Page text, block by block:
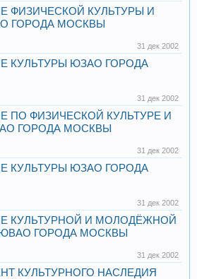
ФИЗИЧЕСКОЙ КУЛЬТУРЫ И
ГОРОДА МОСКВЫ
31 дек 2002
КУЛЬТУРЫ ЮЗАО ГОРОДА
31 дек 2002
ПО ФИЗИЧЕСКОЙ КУЛЬТУРЕ И
ГОРОДА МОСКВЫ
31 дек 2002
КУЛЬТУРЫ ЮЗАО ГОРОДА
31 дек 2002
КУЛЬТУРНОЙ И МОЛОДЁЖНОЙ
ГОРОДА МОСКВЫ
31 дек 2002
КУЛЬТУРНОГО НАСЛЕДИЯ